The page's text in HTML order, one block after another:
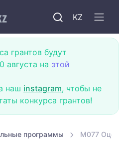
KZ
грантов будут
августа на этой
наш instagram, чтобы не
конкурса грантов!
программы M077